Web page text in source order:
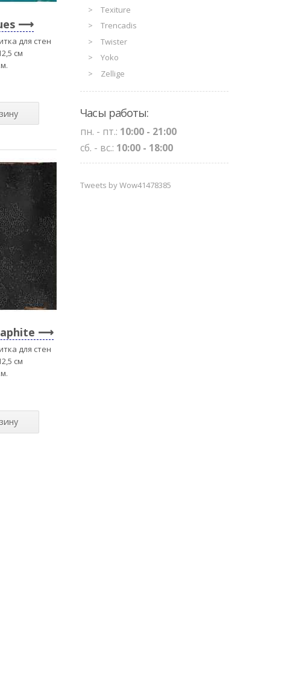
для стен
см
для стен
см
Texiture
Trencadis
Twister
Yoko
Zellige
Часы работы:
пн. - пт.: 10:00 - 21:00
сб. - вс.: 10:00 - 18:00
Tweets by Wow41478385